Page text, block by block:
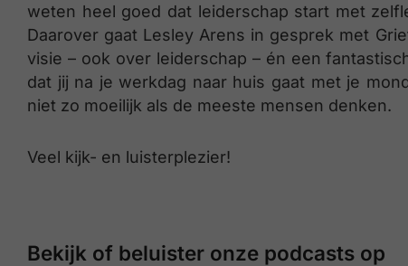
weten heel goed dat leiderschap start met
Daarover gaat Lesley Arens in gesprek met
visie – ook over leiderschap – én een
dat jij na je werkdag naar huis gaat met je
niet zo moeilijk als de meeste mensen denken.
Veel kijk- en luisterplezier!
Bekijk of beluister onze podcasts op